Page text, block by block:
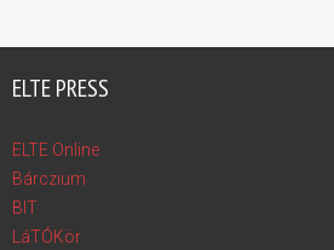
ELTE PRESS
ELTE Online
Bárczium
BIT
LáTÓKör